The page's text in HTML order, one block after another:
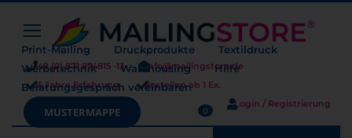
+49 (0) 871 974815 -13
info@mailingstore.de
25 Jahre Erfahrung
Bestellen ab 1 Ex.
Warenkorb 0
Login / Registrierung
Print-Mailing Druckprodukte
Textildruck
Werbetechnik
Warehousing
Hilfe
Beratungsgespräch vereinbaren
MUSTERMAPPE